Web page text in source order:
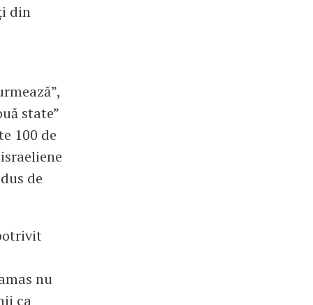
din
state”
100 de
de
nu
ca